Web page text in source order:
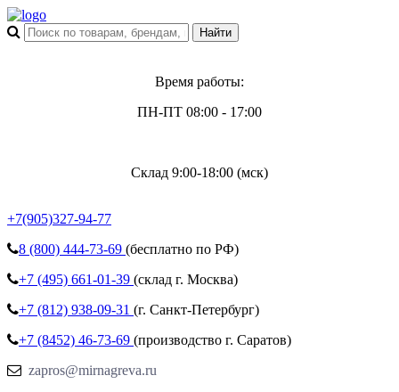
Время работы:
ПН-ПТ 08:00 - 17:00
Склад 9:00-18:00 (мск)
+7(905)327-94-77
8 (800) 444-73-69 (бесплатно по РФ)
+7 (495) 661-01-39 (склад г. Москва)
+7 (812) 938-09-31 (г. Санкт-Петербург)
+7 (8452) 46-73-69 (производство г. Саратов)
zapros@mirnagreva.ru